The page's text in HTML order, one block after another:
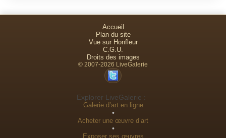
Accueil
Plan du site
Vue sur Honfleur
C.G.U.
Droits des images
© 2007-2026 LiveGalerie
Explorer LiveGalerie :
Galerie d’art en ligne
•
Acheter une œuvre d’art
•
Exposer ses œuvres